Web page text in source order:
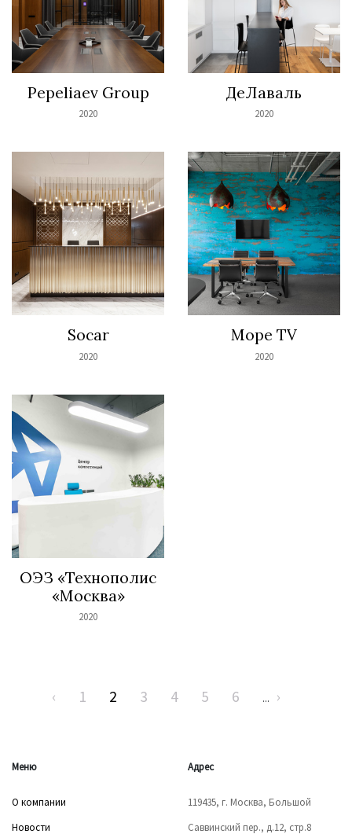
Pepeliaev Group
2020
ДеЛаваль
2020
Socar
2020
Море TV
2020
ОЭЗ «Технополис
«Москва»
2020
‹ 1 2 3 4 5 6 ... ›
Меню
О компании
Новости
Адрес
119435, г. Москва, Большой
Саввинский пер., д.12, стр.8